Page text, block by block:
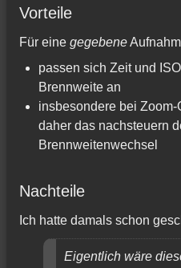
Vorteile
Für eine gegebene
passen sich Zeit und
Brennweite an
insbesondere bei
daher das nachsteuern
Brennweitenwechsel
Nachteile
Ich hatte damals schon
Eigentlich wäre